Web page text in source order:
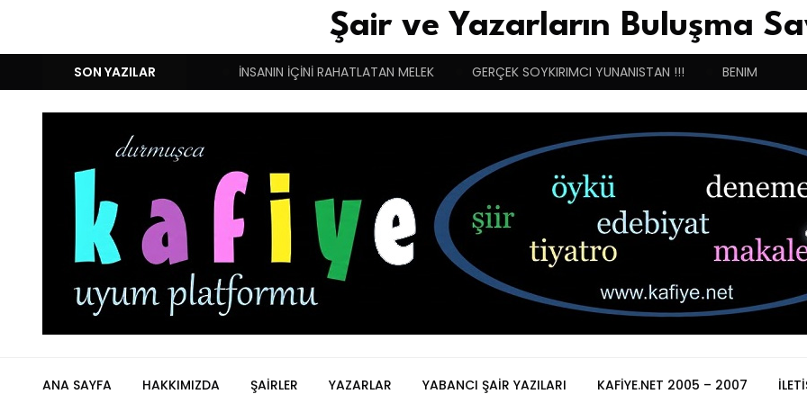
Şair ve Yazarların Buluşma
SON YAZILAR
DUYGULARIN BASARINDIR! İNSANIN İÇİNİ RAHATLATAN MELEK GERÇEK SOYKIRIMCI YUNANISTAN !!! BENIM
ANA SAYFA HAKKIMIZDA ŞAIRLER YAZARLAR YABANCI ŞAIR YAZILARI KAFIYE.NET 2005 – 2007